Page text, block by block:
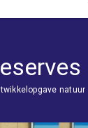
natuur